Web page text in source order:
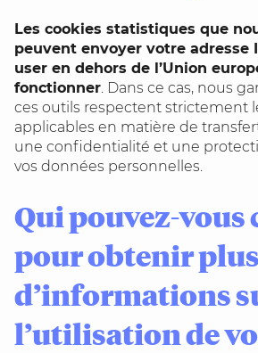
Les cookies statistiques que
peuvent envoyer votre adresse
user en dehors de l’Union
fonctionner. Dans ce cas, nous
ces outils respectent strictement
applicables en matière de
une confidentialité et une
vos données personnelles.
Qui pouvez-
pour obtenir plus
d’informations
l’utilisation de